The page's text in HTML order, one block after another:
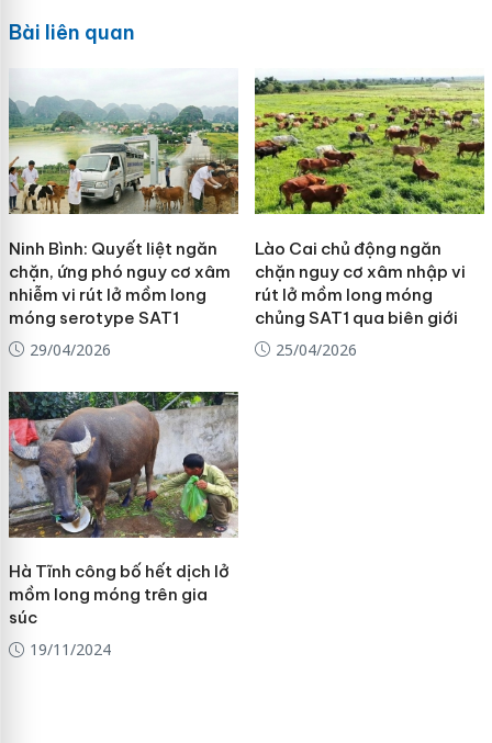
Bài liên quan
Ninh Bình: Quyết liệt ngăn
chặn, ứng phó nguy cơ xâm
nhiễm vi rút lở mồm long
móng serotype SAT1
29/04/2026
Lào Cai chủ động ngăn
chặn nguy cơ xâm nhập vi
rút lở mồm long móng
chủng SAT1 qua biên giới
25/04/2026
Hà Tĩnh công bố hết dịch lở
mồm long móng trên gia
súc
19/11/2024